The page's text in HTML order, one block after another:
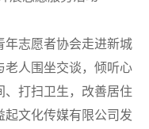
年志愿者协会走进新城
老人围坐交谈，倾听心
、打扫卫生，改善居住
起文化传媒有限公司发